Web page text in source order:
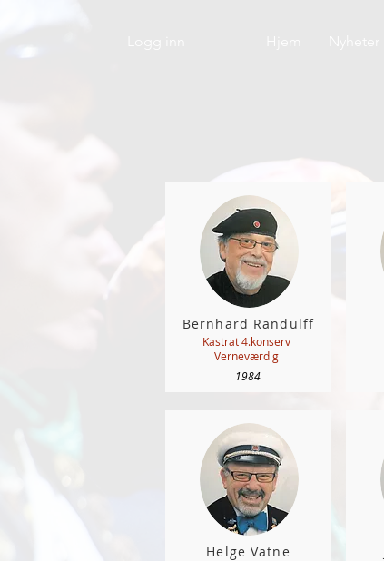
Bernhard Randulff
Kastrat 4.konserv
Verneværdig
1984
Helge Vatne